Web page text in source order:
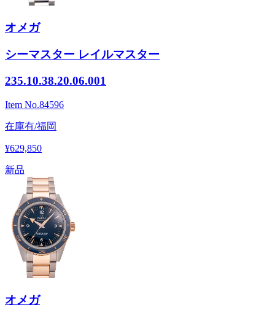
オメガ
シーマスター レイルマスター
235.10.38.20.06.001
Item No.84596
在庫有/福岡
¥629,850
新品
オメガ